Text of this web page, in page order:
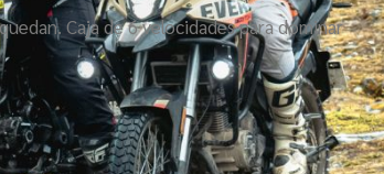
Caja de 6 velocidades para dominar